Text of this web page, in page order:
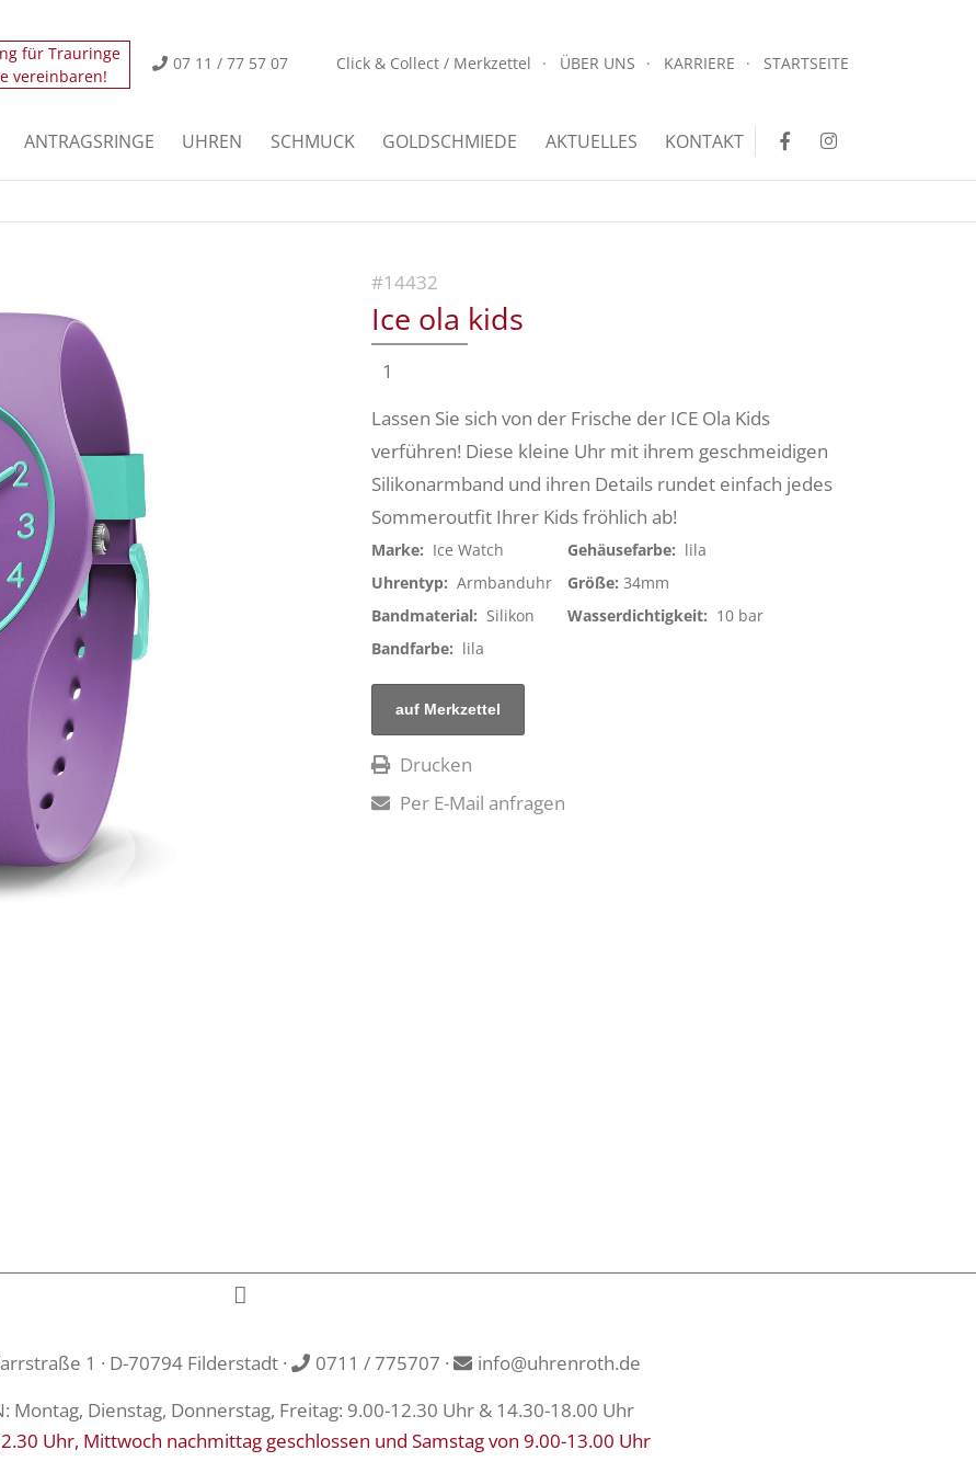
Der Eintrag "offcanvas-col2" existiert leider nicht.
Click & Collect / Merkzettel ÜBER UNS KARRIERE STARTSEITE
07 11 / 77 57 07
für Trauringe
vereinbaren!
ANTRAGSRINGE UHREN SCHMUCK GOLDSCHMIEDE AKTUELLES KONTAKT
#14432
Ice ola kids
1
Lassen Sie sich von der Frische der ICE Ola Kids
verführen! Diese kleine Uhr mit ihrem geschmeidigen
Silikonarmband und ihren Details rundet einfach jedes
Sommeroutfit Ihrer Kids fröhlich ab!
Marke: Ice Watch
Uhrentyp: Armbanduhr
Bandmaterial: Silikon
Bandfarbe: lila
Gehäusefarbe: lila
Größe: 34mm
Wasserdichtigkeit: 10 bar
Drucken
Per E-Mail anfragen
1 · D-70794 Filderstadt · 0711 / 775707 ·
info@uhrenroth.de
Montag, Dienstag, Donnerstag, Freitag: 9.00-12.30 Uhr & 14.30-18.00 Uhr
Uhr, Mittwoch nachmittag geschlossen und Samstag von 9.00-13.00 Uhr